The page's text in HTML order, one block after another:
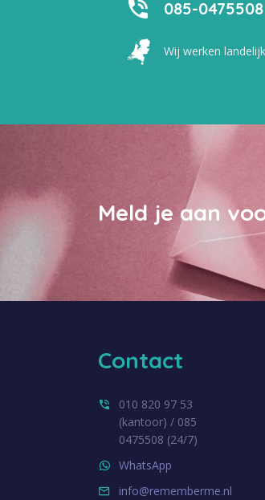
085-
Wij werken landelijk
Meld je aan
Contact
010 820 97 53
(kantoor) / 085
0475508 (24/7)
WhatsApp
info@rememberme.nl